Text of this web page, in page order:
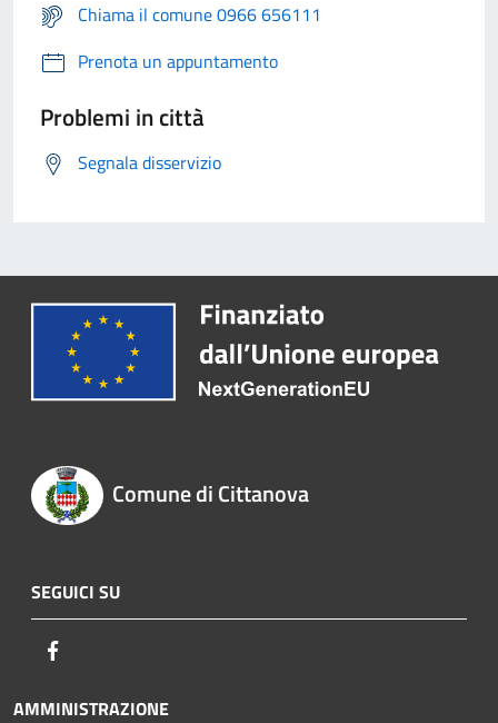
Chiama il comune 0966 656111
Prenota un appuntamento
Problemi in città
Segnala disservizio
Comune di Cittanova
SEGUICI SU
AMMINISTRAZIONE